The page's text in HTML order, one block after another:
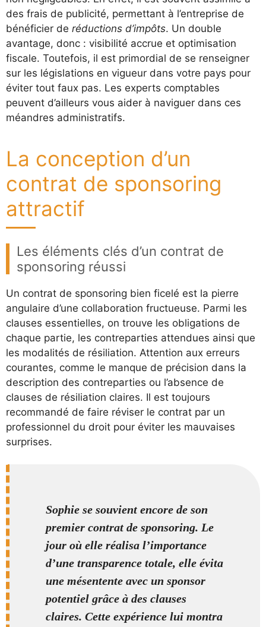
des frais de publicité, permettant à l’entreprise de
bénéficier de réductions d’impôts. Un double
avantage, donc : visibilité accrue et optimisation
fiscale. Toutefois, il est primordial de se renseigner
sur les législations en vigueur dans votre pays pour
éviter tout faux pas. Les experts comptables
peuvent d’ailleurs vous aider à naviguer dans ces
méandres administratifs.
La conception d’un
contrat de sponsoring
attractif
Les éléments clés d’un contrat de
sponsoring réussi
Un contrat de sponsoring bien ficelé est la pierre
angulaire d’une collaboration fructueuse. Parmi les
clauses essentielles, on trouve les obligations de
chaque partie, les contreparties attendues ainsi que
les modalités de résiliation. Attention aux erreurs
courantes, comme le manque de précision dans la
description des contreparties ou l’absence de
clauses de résiliation claires. Il est toujours
recommandé de faire réviser le contrat par un
professionnel du droit pour éviter les mauvaises
surprises.
Sophie se souvient encore de son
premier contrat de sponsoring. Le
jour où elle réalisa l’importance
d’une transparence totale, elle évita
une mésentente avec un sponsor
potentiel grâce à des clauses
claires. Cette expérience lui montra